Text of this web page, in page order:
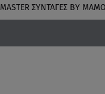
MASTER ΣΥΝΤΑΓΈΣ BY